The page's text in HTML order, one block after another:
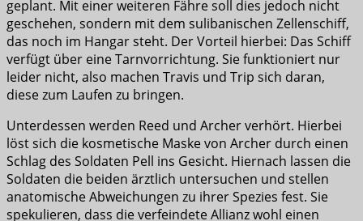
geplant. Mit einer weiteren Fähre soll dies jedoch nicht
geschehen, sondern mit dem sulibanischen Zellenschiff,
das noch im Hangar steht. Der Vorteil hierbei: Das Schiff
verfügt über eine Tarnvorrichtung. Sie funktioniert nur
leider nicht, also machen Travis und Trip sich daran,
diese zum Laufen zu bringen.
Unterdessen werden Reed und Archer verhört. Hierbei
löst sich die kosmetische Maske von Archer durch einen
Schlag des Soldaten Pell ins Gesicht. Hiernach lassen die
Soldaten die beiden ärztlich untersuchen und stellen
anatomische Abweichungen zu ihrer Spezies fest. Sie
spekulieren, dass die verfeindete Allianz wohl einen